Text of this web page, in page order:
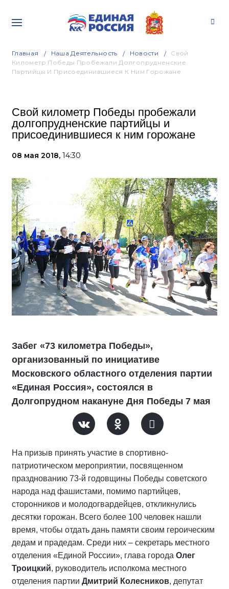
Главная Наша Деятельность Новости
Свой
Километр Победы Пробежали Долгопрудненские
Партийцы И Присоединившиеся К Ним Горожане
Свой километр Победы пробежали
долгопрудненские партийцы и
присоединившиеся к ним горожане
08 мая 2018, 14:30
Забег «73 километра Победы»,
организованный по инициативе
Московского областного отделения партии
«Единая Россия», состоялся в
Долгопрудном накануне Дня Победы 7 мая
На призыв принять участие в спортивно-
патриотическом мероприятии, посвященном
празднованию 73-й годовщины Победы советского
народа над фашистами, помимо партийцев,
сторонников и молодогвардейцев, откликнулись
десятки горожан. Всего более 100 человек нашли
время, чтобы отдать дань памяти своим героическим
дедам и прадедам. Среди них – секретарь местного
отделения «Единой России», глава города Олег
Троицкий, руководитель исполкома местного
отделения партии Дмитрий Колесников, депутат